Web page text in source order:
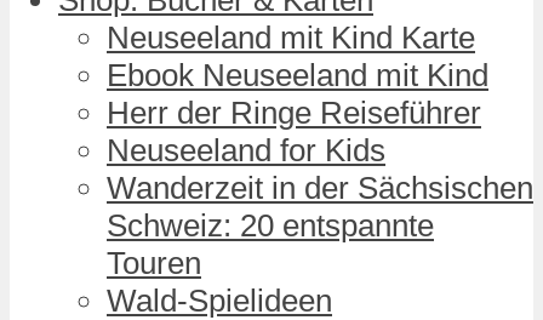
Neuseeland mit Kind Karte
Ebook Neuseeland mit Kind
Herr der Ringe Reiseführer
Neuseeland for Kids
Wanderzeit in der Sächsischen
Schweiz: 20 entspannte
Touren
Wald-Spielideen